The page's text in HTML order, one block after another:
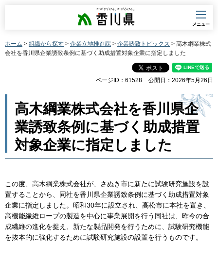
香川県
メニュー
ホーム > 組織から探す > 企業立地推進課 > 企業誘致トピックス > 高木綱業株式
会社を香川県企業誘致条例に基づく助成措置対象企業に指定しました
ページID：61528 公開日：2026年5月26日
高木綱業株式会社を香川県企
業誘致条例に基づく助成措置
対象企業に指定しました
この度、高木綱業株式会社が、さぬき市に新たに試験研究施設を設
置することから、同社を香川県企業誘致条例に基づく助成措置対象
企業に指定しました。昭和30年に設立され、高松市に本社を置き、
高機能繊維ロープの製造を中心に事業展開を行う同社は、昨今の合
成繊維の進化を捉え、新たな製品開発を行うために、試験研究機能
を抜本的に強化するために試験研究施設の設置を行うものです。